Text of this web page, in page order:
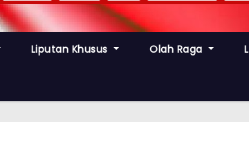
Liputan Khusus Olah Raga